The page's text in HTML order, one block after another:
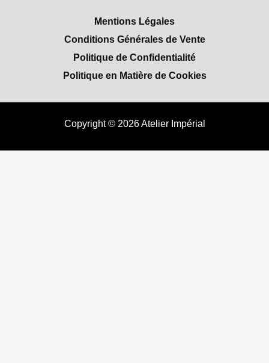
Mentions Légales
Conditions Générales de Vente
Politique de Confidentialité
Politique en Matière de Cookies
Copyright © 2026 Atelier Impérial